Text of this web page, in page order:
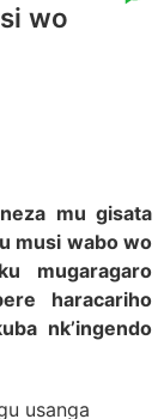
wo
mu gisata
musi wabo wo
mugaragaro
haracariho
nk’ingendo
usanga